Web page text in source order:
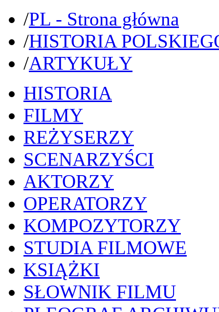
/PL - Strona główna
/HISTORIA
/ARTYKUŁY
HISTORIA
FILMY
REŻYSERZY
SCENARZYŚCI
AKTORZY
OPERATORZY
KOMPOZYTORZY
STUDIA FILMOWE
KSIĄŻKI
SŁOWNIK FILMU